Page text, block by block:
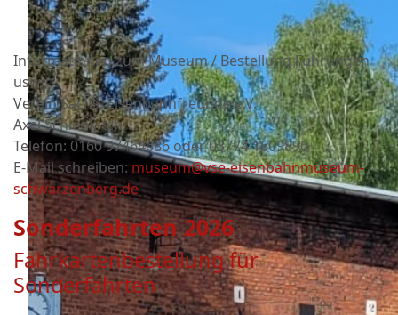
Informationen zum Museum / Bestellung Führungen
usw.
Verein Sächs. Eisenbahnfreunde e.V.
Axel Schlenkrich
Telefon: 0160 97464686 oder03774 1609890
E-Mail schreiben: museum@vse-eisenbahnmuseum-
schwarzenberg.de
Sonderfahrten 2026
Fahrkartenbestellung für
Sonderfahrten